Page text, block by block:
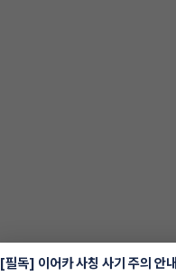
[필독] 이어카 사칭 사기 주의 안내